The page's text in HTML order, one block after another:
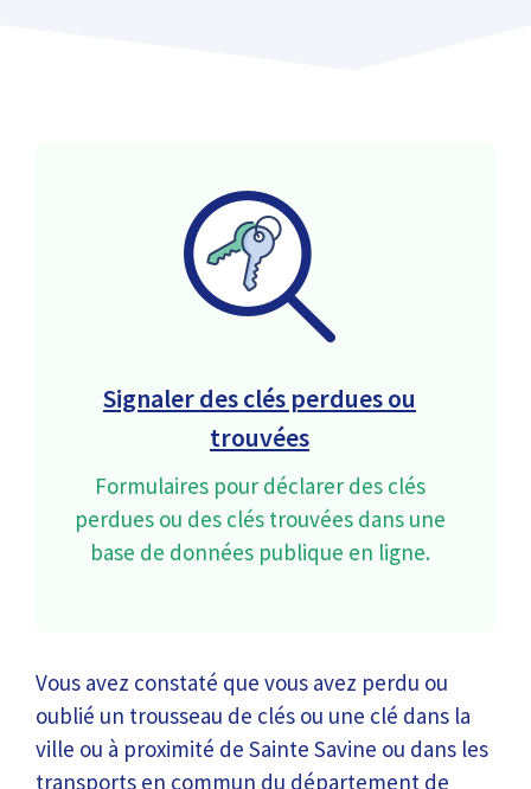
Signaler des clés perdues ou
trouvées
Formulaires pour déclarer des clés
perdues ou des clés trouvées dans une
base de données publique en ligne.
Vous avez constaté que vous avez perdu ou
oublié un trousseau de clés ou une clé dans la
ville ou à proximité de Sainte Savine ou dans les
transports en commun du département de